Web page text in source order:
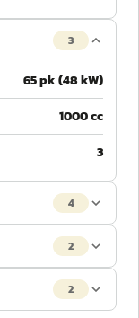
3
65 pk (48 kW)
1000 cc
3
4
2
2